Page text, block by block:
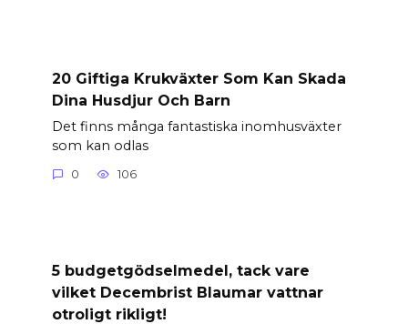
20 Giftiga Krukväxter Som Kan Skada
Dina Husdjur Och Barn
Det finns många fantastiska inomhusväxter
som kan odlas
0 106
5 budgetgödselmedel, tack vare
vilket Decembrist Blaumar vattnar
otroligt rikligt!